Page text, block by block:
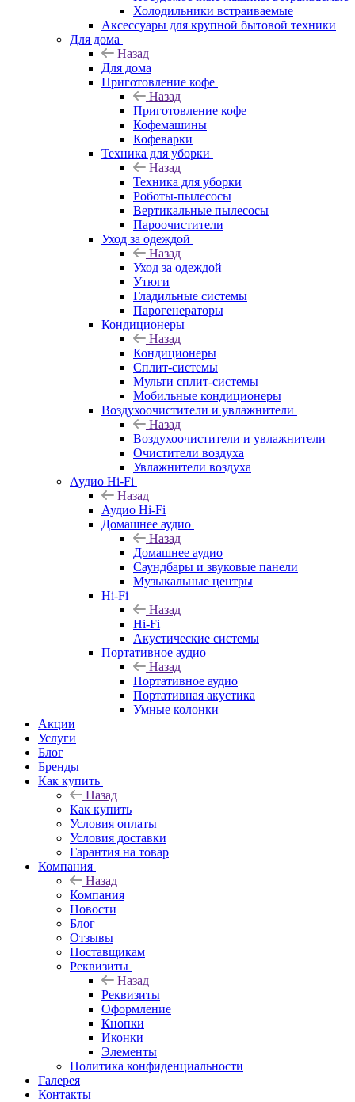
Холодильники встраиваемые
Аксессуары для крупной бытовой техники
Для дома
Назад
Для дома
Приготовление кофе
Назад
Приготовление кофе
Кофемашины
Кофеварки
Техника для уборки
Назад
Техника для уборки
Роботы-пылесосы
Вертикальные пылесосы
Пароочистители
Уход за одеждой
Назад
Уход за одеждой
Утюги
Гладильные системы
Парогенераторы
Кондиционеры
Назад
Кондиционеры
Сплит-системы
Мульти сплит-системы
Мобильные кондиционеры
Воздухоочистители и увлажнители
Назад
Воздухоочистители и увлажнители
Очистители воздуха
Увлажнители воздуха
Аудио Hi-Fi
Назад
Аудио Hi-Fi
Домашнее аудио
Назад
Домашнее аудио
Саундбары и звуковые панели
Музыкальные центры
Hi-Fi
Назад
Hi-Fi
Акустические системы
Портативное аудио
Назад
Портативное аудио
Портативная акустика
Умные колонки
Акции
Услуги
Блог
Бренды
Как купить
Назад
Как купить
Условия оплаты
Условия доставки
Гарантия на товар
Компания
Назад
Компания
Новости
Блог
Отзывы
Поставщикам
Реквизиты
Назад
Реквизиты
Оформление
Кнопки
Иконки
Элементы
Политика конфиденциальности
Галерея
Контакты